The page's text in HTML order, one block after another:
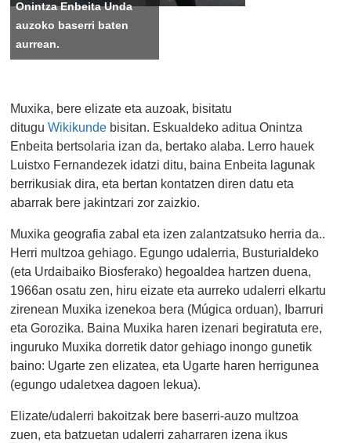
Onintza Enbeita Unda
auzoko baserri baten
aurrean.
Muxika, bere elizate eta auzoak, bisitatu
dituguWikikunde bisitan. Eskualdeko aditua Onintza
Enbeita bertsolaria izan da, bertako alaba. Lerro hauek
Luistxo Fernandezek idatzi ditu, baina Enbeita lagunak
berrikusiak dira, eta bertan kontatzen diren datu eta
abarrak bere jakintzari zor zaizkio.
Muxika geografia zabal eta izen zalantzatsuko herria da..
Herri multzoa gehiago. Egungo udalerria, Busturialdeko
(eta Urdaibaiko Biosferako) hegoaldea hartzen duena,
1966an osatu zen, hiru eizate eta aurreko udalerri elkartu
zirenean Muxika izenekoa bera (Múgica orduan), Ibarruri
eta Gorozika. Baina Muxika haren izenari begiratuta ere,
inguruko Muxika dorretik dator gehiago inongo gunetik
baino: Ugarte zen elizatea, eta Ugarte haren herrigunea
(egungo udaletxea dagoen lekua).
Elizate/udalerri bakoitzak bere baserri-auzo multzoa
zuen, eta batzuetan udalerri zaharraren izena ikus